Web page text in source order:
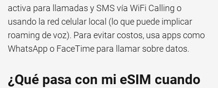
activa para llamadas y SMS vía WiFi Calling o
usando la red celular local (lo que puede implicar
roaming de voz). Para evitar costos, usa apps como
WhatsApp o FaceTime para llamar sobre datos.
¿Qué pasa con mi eSIM cuando